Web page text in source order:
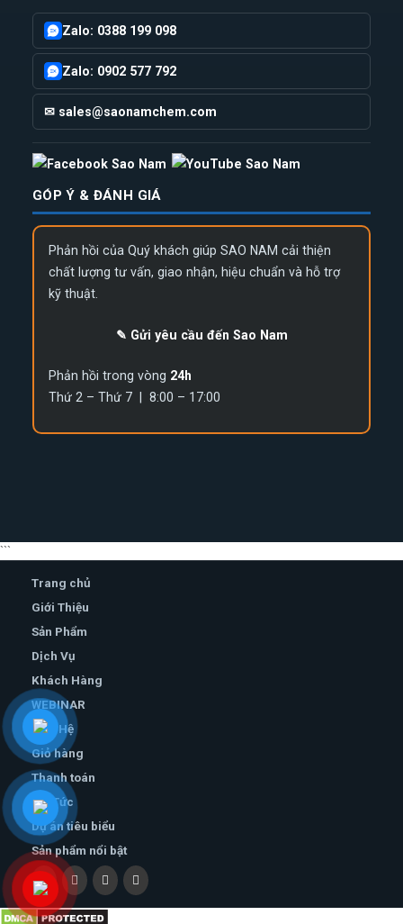
Zalo: 0388 199 098
Zalo: 0902 577 792
✉ sales@saonamchem.com
GÓP Ý & ĐÁNH GIÁ
Phản hồi của Quý khách giúp SAO NAM cải thiện
chất lượng tư vấn, giao nhận, hiệu chuẩn và hỗ trợ
kỹ thuật.
✎ Gửi yêu cầu đến Sao Nam
Phản hồi trong vòng 24h
Thứ 2 – Thứ 7 | 8:00 – 17:00
```
Trang chủ
Giới Thiệu
Sản Phẩm
Dịch Vụ
Khách Hàng
WEBINAR
Liên Hệ
Giỏ hàng
Thanh toán
Tin Tức
Dự án tiêu biểu
Sản phẩm nổi bật